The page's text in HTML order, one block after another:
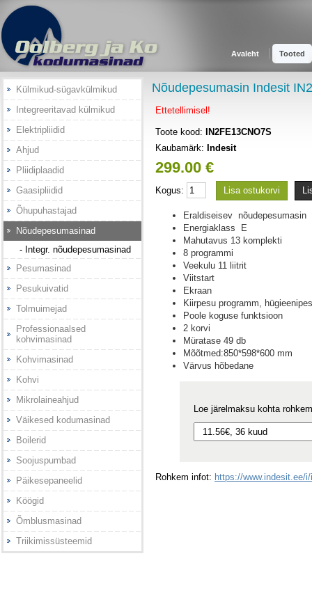
Avaleht Tooted
Külmikud-sügavkülmikud
Integreeritavad külmikud
Elektripliidid
Ahjud
Pliidiplaadid
Gaasipliidid
Õhupuhastajad
Nõudepesumasinad
- Integr. nõudepesumasinad
Pesumasinad
Pesukuivatid
Tolmuimejad
Professionaalsed
kohvimasinad
Kohvimasinad
Kohvi
Mikrolaineahjud
Väikesed kodumasinad
Boilerid
Soojuspumbad
Päikesepaneelid
Köögid
Õmblusmasinad
Triikimissüsteemid
Nõudepesumasin Indesit
Ettetellimisel!
Toote kood:
IN2FE13CNO7S
Kaubamärk: Indesit
299.00 €
Kogus: Lisa ostukorvi
Eraldiseisev nõudepesumasin
Energiaklass E
Mahutavus 13 komplekti
8 programmi
Veekulu 11 liitrit
Viitstart
Ekraan
Kiirpesu programm,
Poole koguse funktsioon
2 korvi
Müratase 49 db
Mõõtmed:850*598*600 mm
Värvus hõbedane
Loe järelmaksu kohta
Rohkem infot: https://www.indesit.ee/